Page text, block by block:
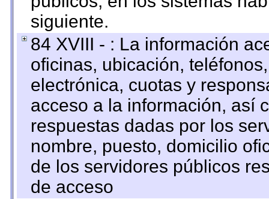
siguiente.
84 XVIII - : La información
oficinas, ubicación,
electrónica, cuotas y
acceso a la información, así
respuestas dadas por los
nombre, puesto, domicilio
de los servidores públicos
de acceso